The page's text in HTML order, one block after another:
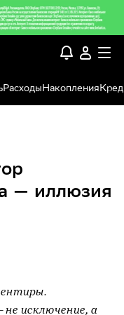
РасходыНакопления
— иллюзия
исключение, а